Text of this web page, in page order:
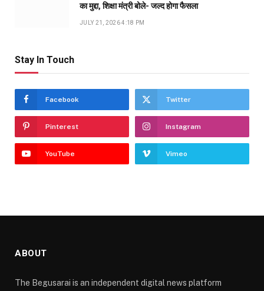
का मुद्दा, शिक्षा मंत्री बोले- जल्द होगा फैसला
JULY 21, 2026 4:18 PM
Stay In Touch
Facebook Twitter
Pinterest Instagram
YouTube Vimeo
ABOUT
The Begusarai is an independent digital news platform